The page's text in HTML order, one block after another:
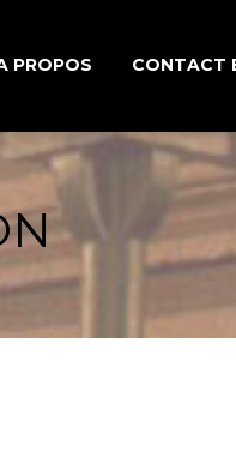
PROPOS
UNE HISTOIRE DE FAMILLE
LE TRAVAIL DE LA VIGNE
CONTACT